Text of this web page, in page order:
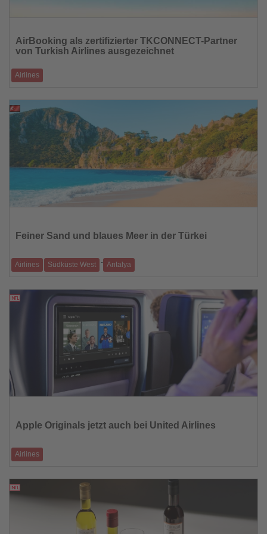
die
Nachrichten
AirBooking als zertifizierter TKCONNECT-Partner
von Turkish Airlines ausgezeichnet
Airlines
die
Nachrichten
Feiner Sand und blaues Meer in der Türkei
Airlines Südküste West - Antalya
14.08.2025
die
Nachrichten
Apple Originals jetzt auch bei United Airlines
Airlines
Silo ab sofort an B